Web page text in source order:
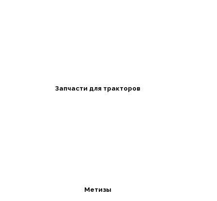
Запчасти для тракторов
Метизы